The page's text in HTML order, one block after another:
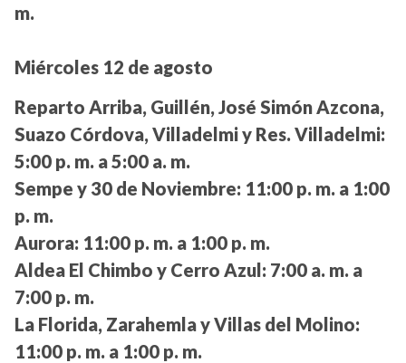
m.
Miércoles 12 de agosto
Reparto Arriba, Guillén, José Simón Azcona,
Suazo Córdova, Villadelmi y Res. Villadelmi:
5:00 p. m. a 5:00 a. m.
Sempe y 30 de Noviembre: 11:00 p. m. a 1:00
p. m.
Aurora: 11:00 p. m. a 1:00 p. m.
Aldea El Chimbo y Cerro Azul: 7:00 a. m. a
7:00 p. m.
La Florida, Zarahemla y Villas del Molino:
11:00 p. m. a 1:00 p. m.